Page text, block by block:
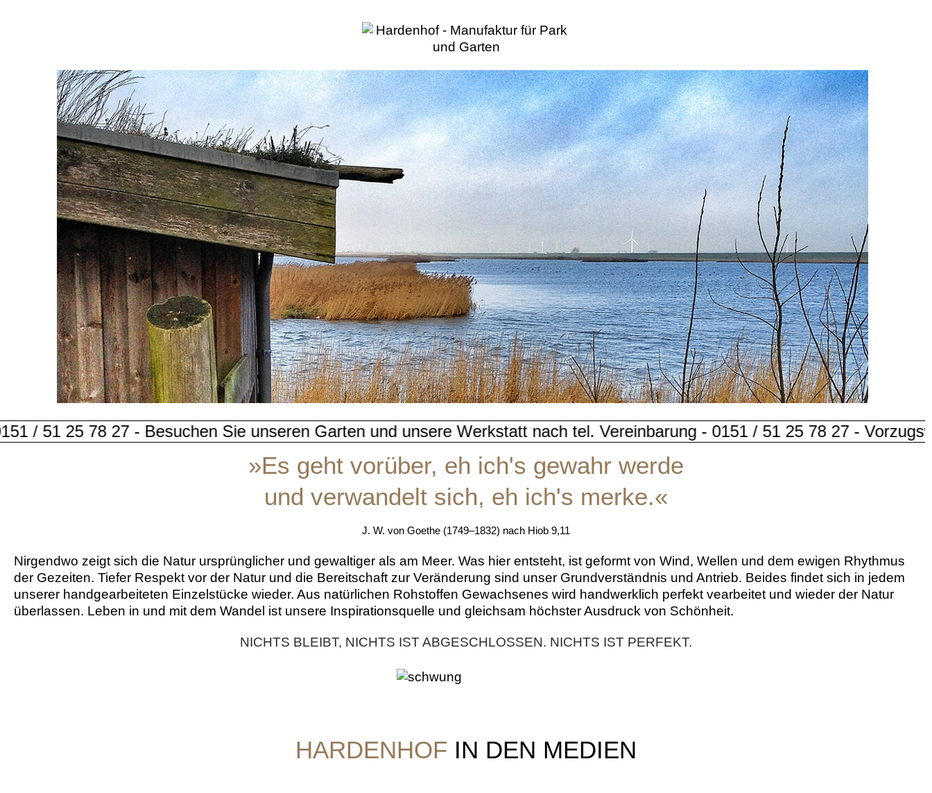
Sie unseren Garten und unsere Werkstatt nach tel. Vereinbarung - 0151 / 51 25 78 27 - Vorzugsweise Freitags
»Es geht vorüber, eh ich's gewahr werde
und verwandelt sich, eh ich's merke.«
J. W. von Goethe (1749–1832) nach Hiob 9,11
Nirgendwo zeigt sich die Natur ursprünglicher und gewaltiger als am Meer. Was hier entsteht, ist geformt von Wind, Wellen und dem ewigen Rhythmus
der Gezeiten. Tiefer Respekt vor der Natur und die Bereitschaft zur Veränderung sind unser Grundverständnis und Antrieb. Beides findet sich in jedem
unserer handgearbeiteten Einzelstücke wieder. Aus natürlichen Rohstoffen Gewachsenes wird handwerklich perfekt vearbeitet und wieder der Natur
überlassen. Leben in und mit dem Wandel ist unsere Inspirationsquelle und gleichsam höchster Ausdruck von Schönheit.
NICHTS BLEIBT, NICHTS IST ABGESCHLOSSEN. NICHTS IST PERFEKT.
HARDENHOF IN DEN MEDIEN